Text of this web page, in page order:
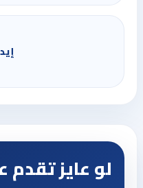
لو عايز